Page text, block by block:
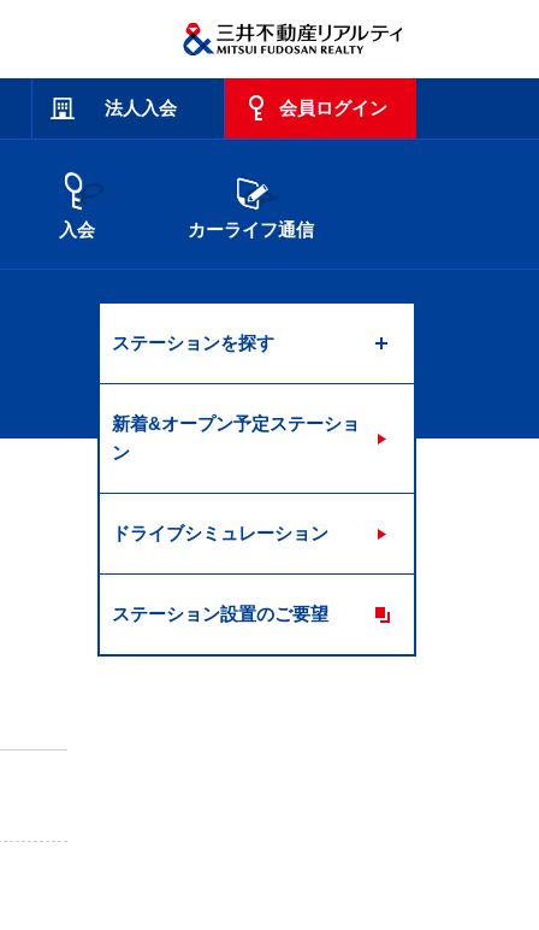
法人入会 会員ログイン
入会 カーライフ通信
ステーションを探す
新着&オープン予定ステーショ
ン
ドライブシミュレーション
ステーション設置のご要望